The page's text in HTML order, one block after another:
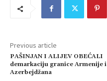
Previous article
PAŠINJAN I ALIJEV OBEĆALI
demarkaciju granice Armenije i
Azerbejdžana